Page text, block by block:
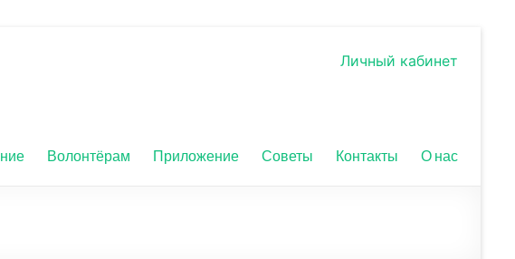
Личный кабинет
Волонтёрам Приложение Советы Контакты О нас